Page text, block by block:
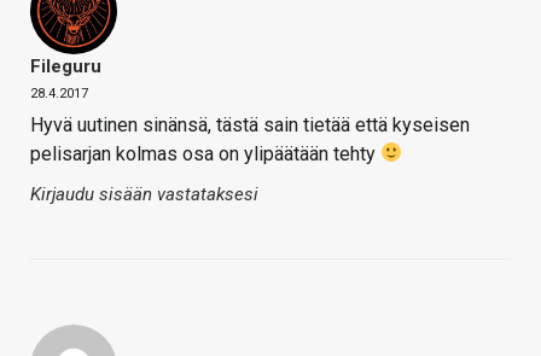
Fileguru
28.4.2017
Hyvä uutinen sinänsä, tästä sain tietää että kyseisen
pelisarjan kolmas osa on ylipäätään tehty
Kirjaudu sisään vastataksesi